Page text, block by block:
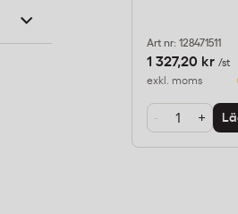
Art nr: 128471511
1 327,20 kr /st
exkl. moms
- +